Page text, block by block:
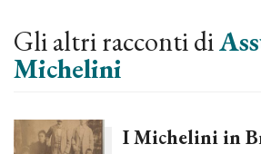
Gli altri racconti di
Michelini
I Michelini in